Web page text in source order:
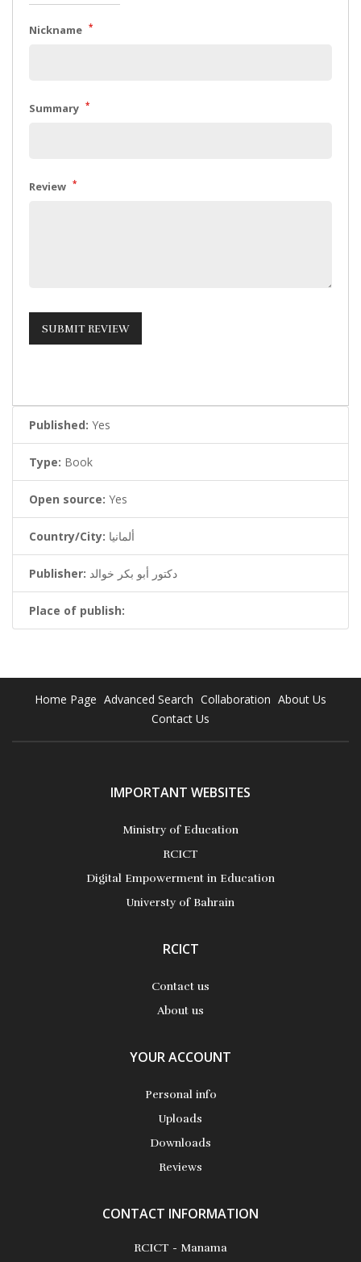
Nickname *
Summary *
Review *
Published: Yes
Type: Book
Open source: Yes
Country/City: ألمانيا
Publisher: دكتور أبو بكر خوالد
Place of publish:
Home Page Advanced Search Collaboration About Us
Contact Us
IMPORTANT WEBSITES
Ministry of Education
RCICT
Digital Empowerment in Education
Universty of Bahrain
RCICT
Contact us
About us
YOUR ACCOUNT
Personal info
Uploads
Downloads
Reviews
CONTACT INFORMATION
RCICT - Manama